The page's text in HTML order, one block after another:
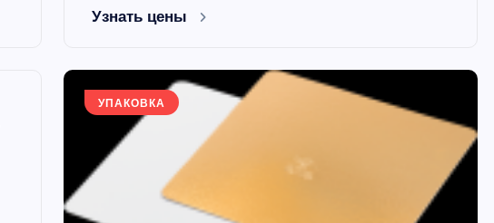
Узнать цены
УПАКОВКА